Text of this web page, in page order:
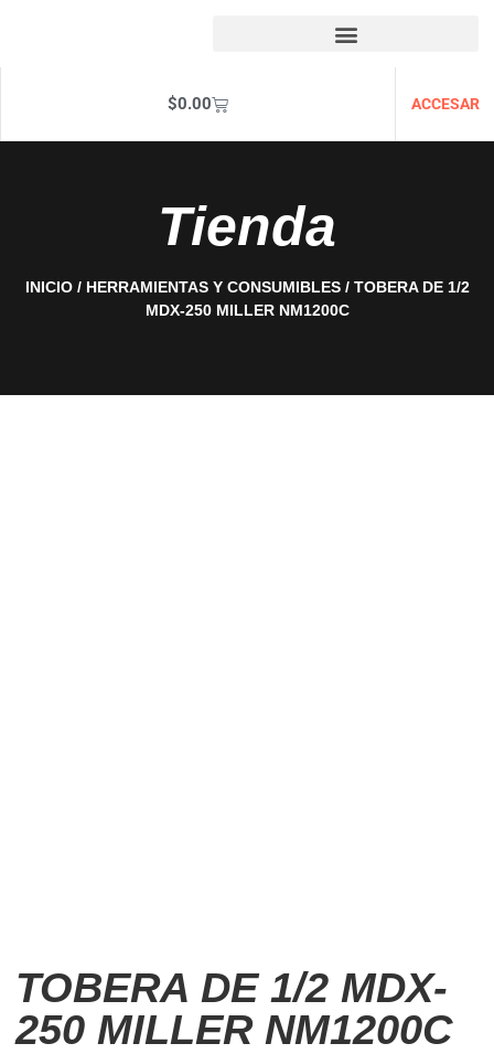
$0.00 ACCESAR
Tienda
INICIO/ HERRAMIENTAS Y CONSUMIBLES/ TOBERA DE 1/2
MDX-250 MILLER NM1200C
TOBERA DE 1/2 MDX-
250 MILLER NM1200C